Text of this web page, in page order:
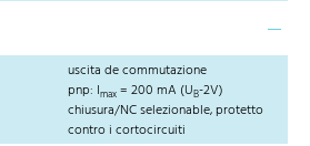
uscita de commutazione
pnp: Imax = 200 mA (UB-2V)
chiusura/NC selezionable, protetto
contro i cortocircuiti